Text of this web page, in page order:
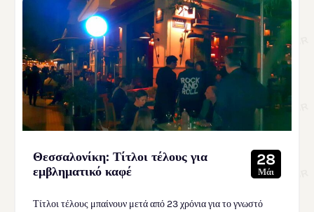
Θεσσαλονίκη: Τίτλοι τέλους για
εμβληματικό καφέ
28
Μάι
Τίτλοι τέλους μπαίνουν μετά από 23 χρόνια για το γνωστό